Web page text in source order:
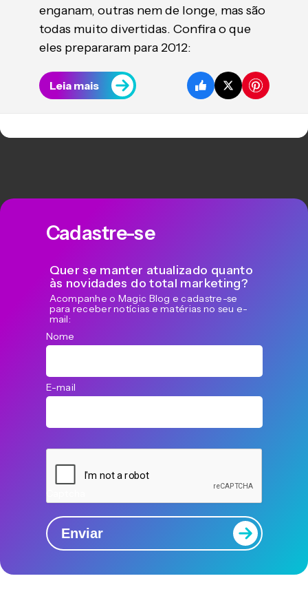
enganam, outras nem de longe, mas são
todas muito divertidas. Confira o que
eles prepararam para 2012:
Leia mais
Cadastre-se
Quer se manter atualizado quanto
às novidades do total marketing?
Acompanhe o Magic Blog e cadastre-se
para receber notícias e matérias no seu e-
mail:
Nome
E-mail
Enviar